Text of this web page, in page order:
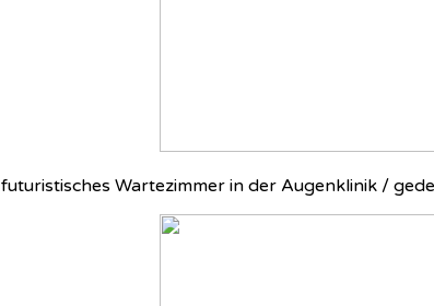
futuristisches Wartezimmer in der Augenklinik /